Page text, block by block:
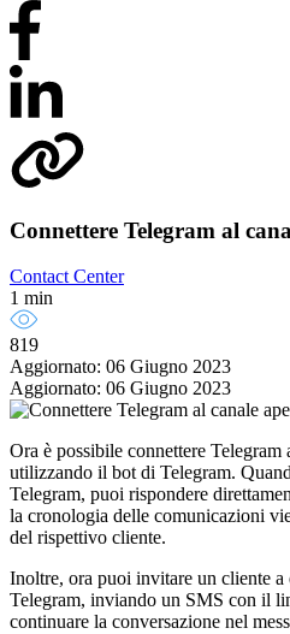
Connettere Telegram al
Contact Center
1 min
819
Aggiornato: 06 Giugno 2023
Aggiornato: 06 Giugno 2023
Ora è possibile connettere
utilizzando il bot di Telegram.
Telegram, puoi rispondere
la cronologia delle comunicazioni
del rispettivo cliente.
Inoltre, ora puoi invitare un cliente a
Telegram, inviando un SMS con il
continuare la conversazione nel